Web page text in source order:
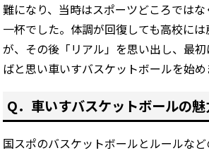
難になり、当時はスポーツどころでは
一杯でした。体調が回復しても高校に
が、その後「リアル」を思い出し、最
ばと思い車いすバスケットボールを始め
Q．車いすバスケットボールの魅
国スポのバスケットボールとルールな